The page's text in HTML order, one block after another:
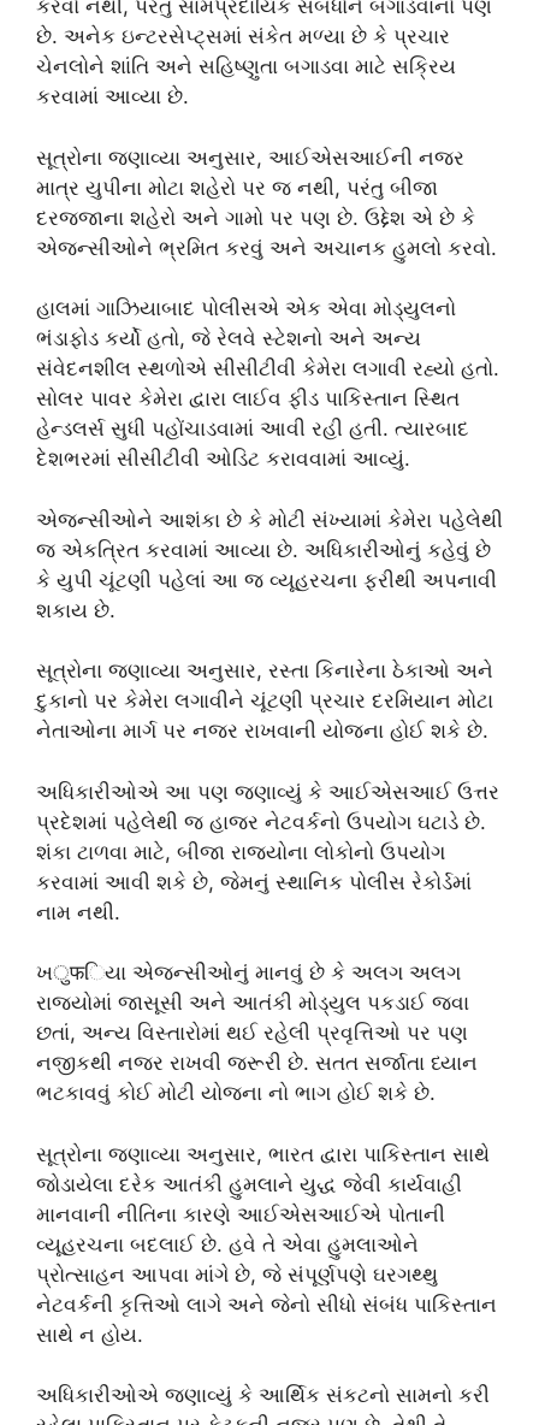
કરવો નથી, પરંતુ સામપ્રદાયિક સબંધોને બગાડવાનો પણ
છે. અનેક ઇન્ટરસેપ્ટ્સમાં સંકેત મળ્યા છે કે પ્રચાર
ચેનલોને શાંતિ અને સહિષ્ણુતા બગાડવા માટે સક્રિય
કરવામાં આવ્યા છે.
સૂત્રોના જણાવ્યા અનુસાર, આઈએસઆઈની નજર
માત્ર યુપીના મોટા શહેરો પર જ નથી, પરંતુ બીજા
દરજ્જાના શહેરો અને ગામો પર પણ છે. ઉદ્દેશ એ છે કે
એજન્સીઓને ભ્રમિત કરવું અને અચાનક હુમલો કરવો.
હાલમાં ગાઝિયાબાદ પોલીસએ એક એવા મોડ્યુલનો
ભંડાફોડ કર્યો હતો, જે રેલવે સ્ટેશનો અને અન્ય
સંવેદનશીલ સ્થળોએ સીસીટીવી કેમેરા લગાવી રહ્યો હતો.
સોલર પાવર કેમેરા દ્વારા લાઈવ ફીડ પાકિસ્તાન સ્થિત
હેન્ડલર્સ સુધી પહોંચાડવામાં આવી રહી હતી. ત્યારબાદ
દેશભરમાં સીસીટીવી ઓડિટ કરાવવામાં આવ્યું.
એજન્સીઓને આશંકા છે કે મોટી સંખ્યામાં કેમેરા પહેલેથી
જ એકત્રિત કરવામાં આવ્યા છે. અધિકારીઓનું કહેવું છે
કે યુપી ચૂંટણી પહેલાં આ જ વ્યૂહરચના ફરીથી અપનાવી
શકાય છે.
સૂત્રોના જણાવ્યા અનુસાર, રસ્તા કિનારેના ઠેકાઓ અને
દુકાનો પર કેમેરા લગાવીને ચૂંટણી પ્રચાર દરમિયાન મોટા
નેતાઓના માર્ગ પર નજર રાખવાની યોજના હોઈ શકે છે.
અધિકારીઓએ આ પણ જણાવ્યું કે આઈએસઆઈ ઉત્તર
પ્રદેશમાં પહેલેથી જ હાજર નેટવર્કનો ઉપયોગ ઘટાડે છે.
શંકા ટાળવા માટે, બીજા રાજ્યોના લોકોનો ઉપયોગ
કરવામાં આવી શકે છે, જેમનું સ્થાનિક પોલીસ રેકોર્ડમાં
નામ નથી.
ખुफિયા એજન્સીઓનું માનવું છે કે અલગ અલગ
રાજ્યોમાં જાસૂસી અને આતંકી મોડ્યુલ પકડાઈ જવા
છતાં, અન્ય વિસ્તારોમાં થઈ રહેલી પ્રવૃત્તિઓ પર પણ
નજીકથી નજર રાખવી જરૂરી છે. સતત સર્જાતા ધ્યાન
ભટકાવવું કોઈ મોટી યોજના નો ભાગ હોઈ શકે છે.
સૂત્રોના જણાવ્યા અનુસાર, ભારત દ્વારા પાકિસ્તાન સાથે
જોડાયેલા દરેક આતંકી હુમલાને યુદ્ધ જેવી કાર્યવાહી
માનવાની નીતિના કારણે આઈએસઆઈએ પોતાની
વ્યૂહરચના બદલાઈ છે. હવે તે એવા હુમલાઓને
પ્રોત્સાહન આપવા માંગે છે, જે સંપૂર્ણપણે ઘરગથ્થુ
નેટવર્કની કૃત્તિઓ લાગે અને જેનો સીધો સંબંધ પાકિસ્તાન
સાથે ન હોય.
અધિકારીઓએ જણાવ્યું કે આર્થિક સંકટનો સામનો કરી